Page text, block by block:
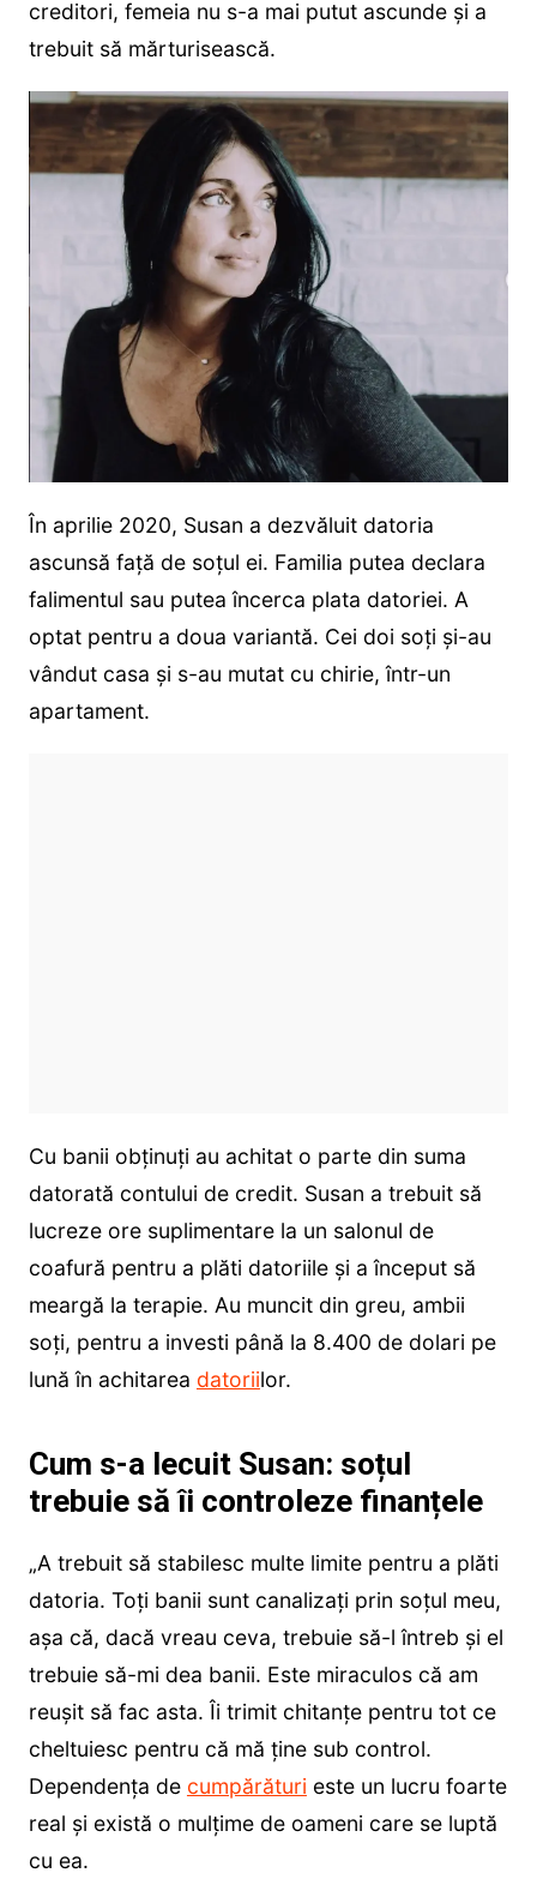
creditori, femeia nu s-a mai putut ascunde și a
trebuit să mărturisească.
În aprilie 2020, Susan a dezvăluit datoria
ascunsă față de soțul ei. Familia putea declara
falimentul sau putea încerca plata datoriei. A
optat pentru a doua variantă. Cei doi soți și-au
vândut casa și s-au mutat cu chirie, într-un
apartament.
Cu banii obținuți au achitat o parte din suma
datorată contului de credit. Susan a trebuit să
lucreze ore suplimentare la un salonul de
coafură pentru a plăti datoriile și a început să
meargă la terapie. Au muncit din greu, ambii
soți, pentru a investi până la 8.400 de dolari pe
lună în achitarea datoriilor.
Cum s-a lecuit Susan: soțul
trebuie să îi controleze finanțele
„A trebuit să stabilesc multe limite pentru a plăti
datoria. Toți banii sunt canalizați prin soțul meu,
așa că, dacă vreau ceva, trebuie să-l întreb și el
trebuie să-mi dea banii. Este miraculos că am
reușit să fac asta. Îi trimit chitanțe pentru tot ce
cheltuiesc pentru că mă ține sub control.
Dependența de cumpărături este un lucru foarte
real și există o mulțime de oameni care se luptă
cu ea.